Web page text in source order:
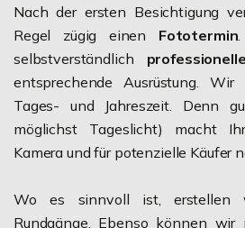
Nach der ersten Besichtigung
Regel zügig einen Fototermin
selbstverständlich
entsprechende Ausrüstung. Wir
Tages- und Jahreszeit. Denn
möglichst Tageslicht) macht
Kamera und für potenzielle Käufer
Wo es sinnvoll ist, erstellen
Rundgänge. Ebenso können wir